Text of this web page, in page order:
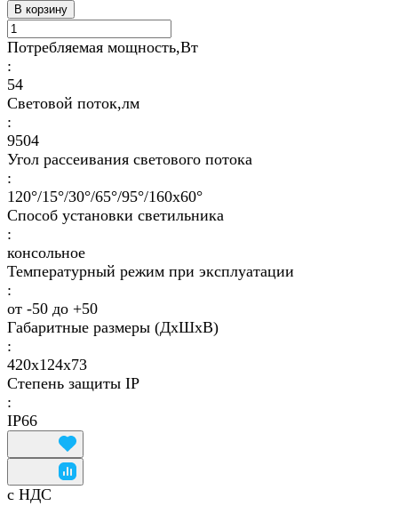
В корзину
Потребляемая мощность,Вт
:
54
Световой поток,лм
:
9504
Угол рассеивания светового потока
:
120°/15°/30°/65°/95°/160х60°
Способ установки светильника
:
консольное
Температурный режим при эксплуатации
:
от -50 до +50
Габаритные размеры (ДхШхВ)
:
420х124х73
Степень защиты IP
:
IP66
с НДС